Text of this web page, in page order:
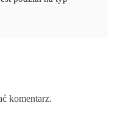
komentarz.